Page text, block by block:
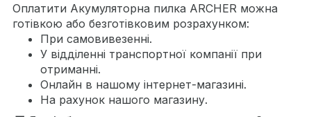
Оплатити Акумуляторна пилка ARCHER можна
готівкою або безготівковим розрахунком:
При самовивезенні.
У відділенні транспортної компанії при
отриманні.
Онлайн в нашому інтернет-магазині.
На рахунок нашого магазину.